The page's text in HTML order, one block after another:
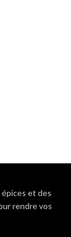
et des
rendre vos